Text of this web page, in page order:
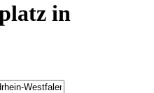
in